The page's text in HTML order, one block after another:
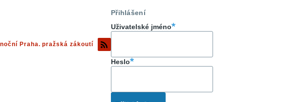
noční Praha. pražská zákoutí
Přihlášení
Uživatelské jméno
Heslo